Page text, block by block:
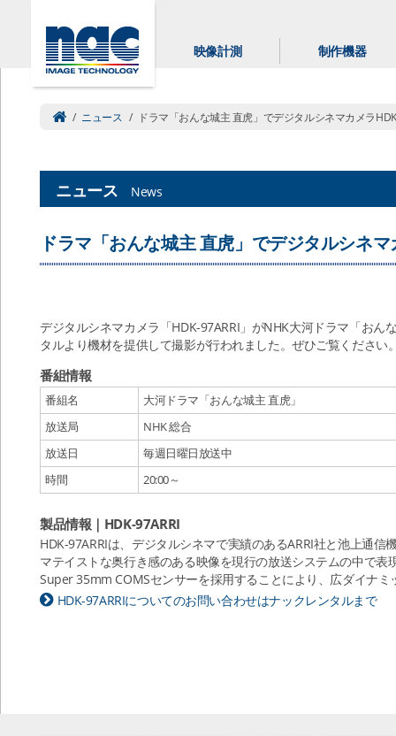
映像計測 制作機器
/ ニュース / ドラマ「おんな城主 直虎」でデジタルシネマカメラ
ニュース News
ドラマ「おんな城主 直虎」でデジタルシネ
デジタルシネマカメラ「HDK-97ARRI」がNHK大河ドラマ「おん
タルより機材を提供して撮影が行われました。ぜひご覧ください
番組情報
番組名
大河ドラマ「おんな城主 直虎」
放送局
NHK 総合
放送日
毎週日曜日放送中
時間
20:00～
製品情報｜HDK-97ARRI
HDK-97ARRIは、デジタルシネマで実績のあるARRI社と池上通
マテイストな奥行き感のある映像を現行の放送システムの中で
Super 35mm COMSセンサーを採用することにより、広ダイナ
HDK-97ARRIについてのお問い合わせはナックレンタルまで